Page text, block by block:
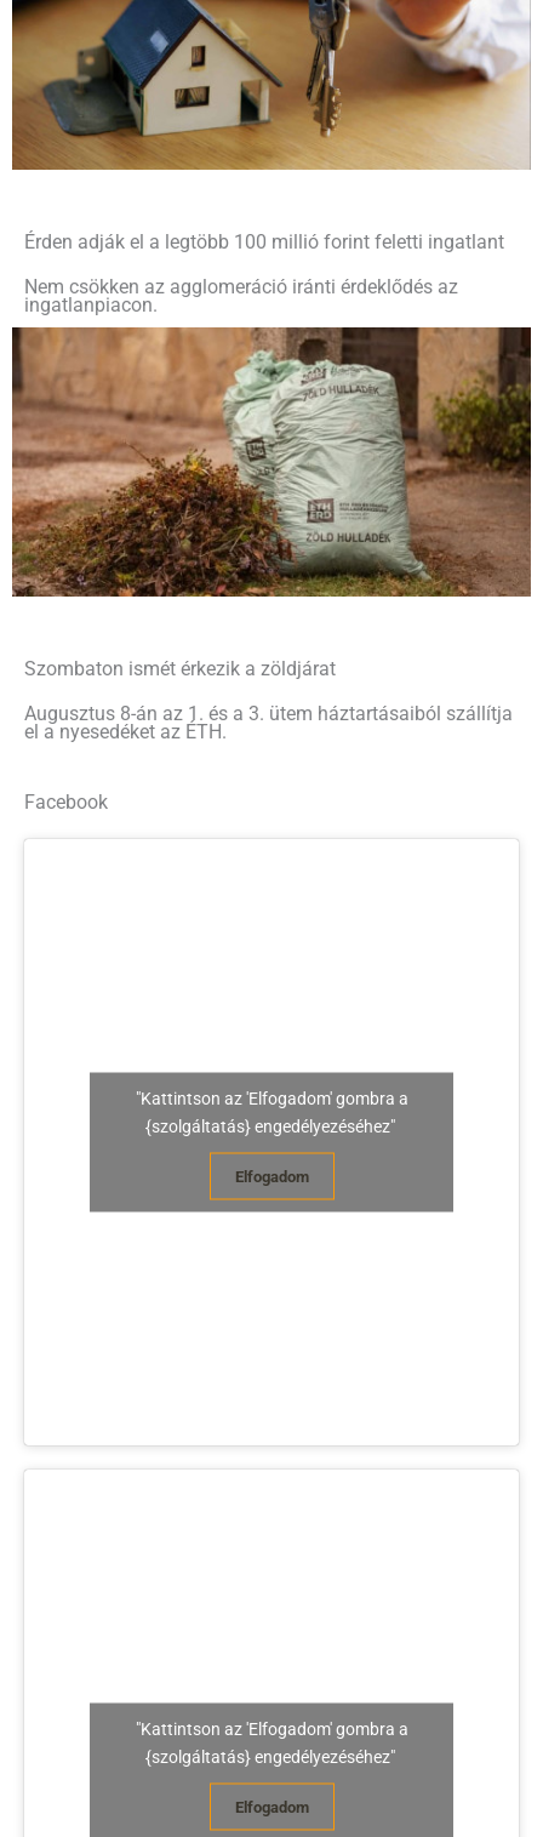
Érden adják el a legtöbb 100 millió forint feletti ingatlant
Nem csökken az agglomeráció iránti érdeklődés az
ingatlanpiacon.
Szombaton ismét érkezik a zöldjárat
Augusztus 8-án az 1. és a 3. ütem háztartásaiból szállítja
el a nyesedéket az ÉTH.
Facebook
"Kattintson az 'Elfogadom' gombra a
{szolgáltatás} engedélyezéséhez"
Elfogadom
"Kattintson az 'Elfogadom' gombra a
{szolgáltatás} engedélyezéséhez"
Elfogadom